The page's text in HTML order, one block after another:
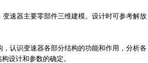
速器主要零部件三维建模。设计时可参考解放
认识变速器各部分结构的功能和作用，分析各
设计和参数的确定。